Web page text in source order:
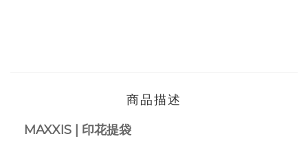
商品描述
MAXXIS | 印花提袋